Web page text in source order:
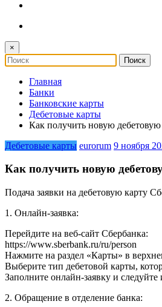
×
Главная
Банки
Банковские карты
Дебетовые карты
Как получить новую дебетовую
Дебетовые карты eurorum 9 ноября
Как получить новую
Подача заявки на дебетовую карту
1. Онлайн-заявка:
Перейдите на веб-сайт Сбербанка:
https://www.sberbank.ru/ru/person
Нажмите на раздел «Карты» в
Выберите тип дебетовой карты,
Заполните онлайн-заявку и
2. Обращение в отделение банка: